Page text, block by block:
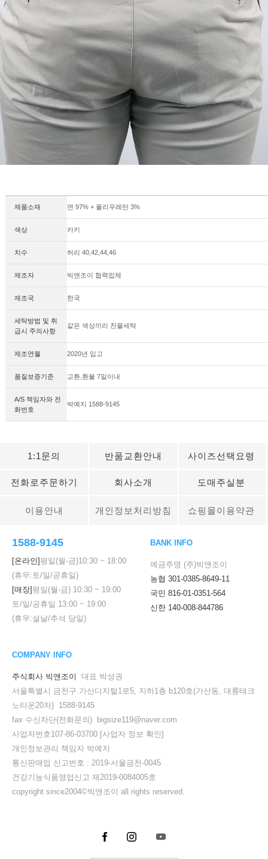
제품소재 면 97% + 폴리우레탄 3%
색상 카키
치수 허리 40,42,44,46
제조자 빅앤조이 협력업체
제조국 한국
세탁방법 및 취
급시 주의사항
같은 색상끼리 찬물세탁
제조연월 2020년 입고
품질보증기준 교환,환불 7일이내
A/S 책임자와 전
화번호
박예지 1588-9145
1:1문의 반품교환안내 사이즈선택요령
전화로주문하기 회사소개 도매주실분
이용안내 개인정보처리방침 쇼핑몰이용약관
1588-9145
[온라인] 평일(월-금)10:30 ~ 18:00
(휴무:토/일/공휴일)
[매장] 평일(월-금) 10:30 ~ 19:00
토/일/공휴일 13:00 ~ 19:00
(휴무:설날/추석 당일)
BANK INFO
예금주명 (주)빅앤조이
농협 301-0385-8649-11
국민 816-01-0351-564
신한 140-008-844786
COMPANY INFO
주식회사 빅앤조이
대표 박성권
서울특별시 금천구 가산디지털1로5, 지하1층 b120호(가산동, 대륭테크
노타운20차) 1588-9145
fax 수신차단(전화문의) bigsize119@naver.com
사업자번호107-86-03700 [사업자 정보 확인]
개인정보관리 책임자 박예지
통신판매업 신고번호 : 2019-서울금천-0045
건강기능식품영업신고 제2019-0084005호
copyright since2004©빅앤조이 all rights reserved.